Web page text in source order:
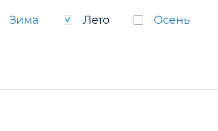
Зима Лето Осень